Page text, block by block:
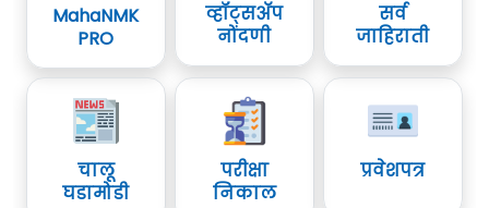
MahaNMK
PRO
व्हॉट्सॲप
नोंदणी
सर्व
जाहिराती
चालू
घडामोडी
परीक्षा
निकाल
प्रवेशपत्र